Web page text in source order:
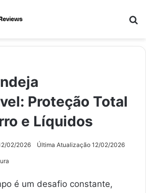
Proteção Total
e Líquidos
02/2026 Última Atualização 12/02/2026
é um desafio constante,